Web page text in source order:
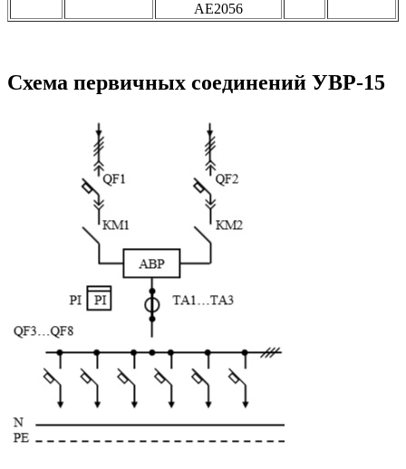
АЕ2056
Схема первичных соединений УВР-15